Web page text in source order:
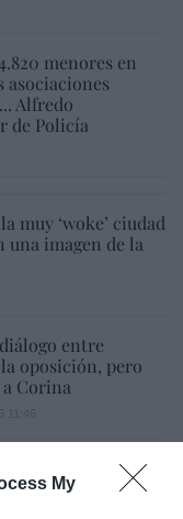
My
menores en
asociaciones
Alfredo
de Policía
muy ‘woke’ ciudad
una imagen de la
entre
oposición, pero
Corina
la